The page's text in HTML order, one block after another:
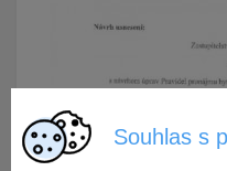
Souhlas s